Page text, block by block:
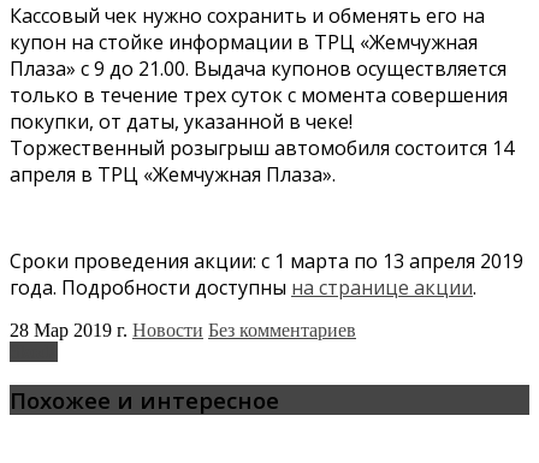
Кассовый чек нужно сохранить и обменять его на
купон на стойке информации в ТРЦ «Жемчужная
Плаза» с 9 до 21.00. Выдача купонов осуществляется
только в течение трех суток с момента совершения
покупки, от даты, указанной в чеке!
Торжественный розыгрыш автомобиля состоится 14
апреля в ТРЦ «Жемчужная Плаза».
Сроки проведения акции: с 1 марта по 13 апреля 2019
года. Подробности доступны на странице акции.
28 Мар 2019 г. Новости Без комментариев
Похожее и интересное